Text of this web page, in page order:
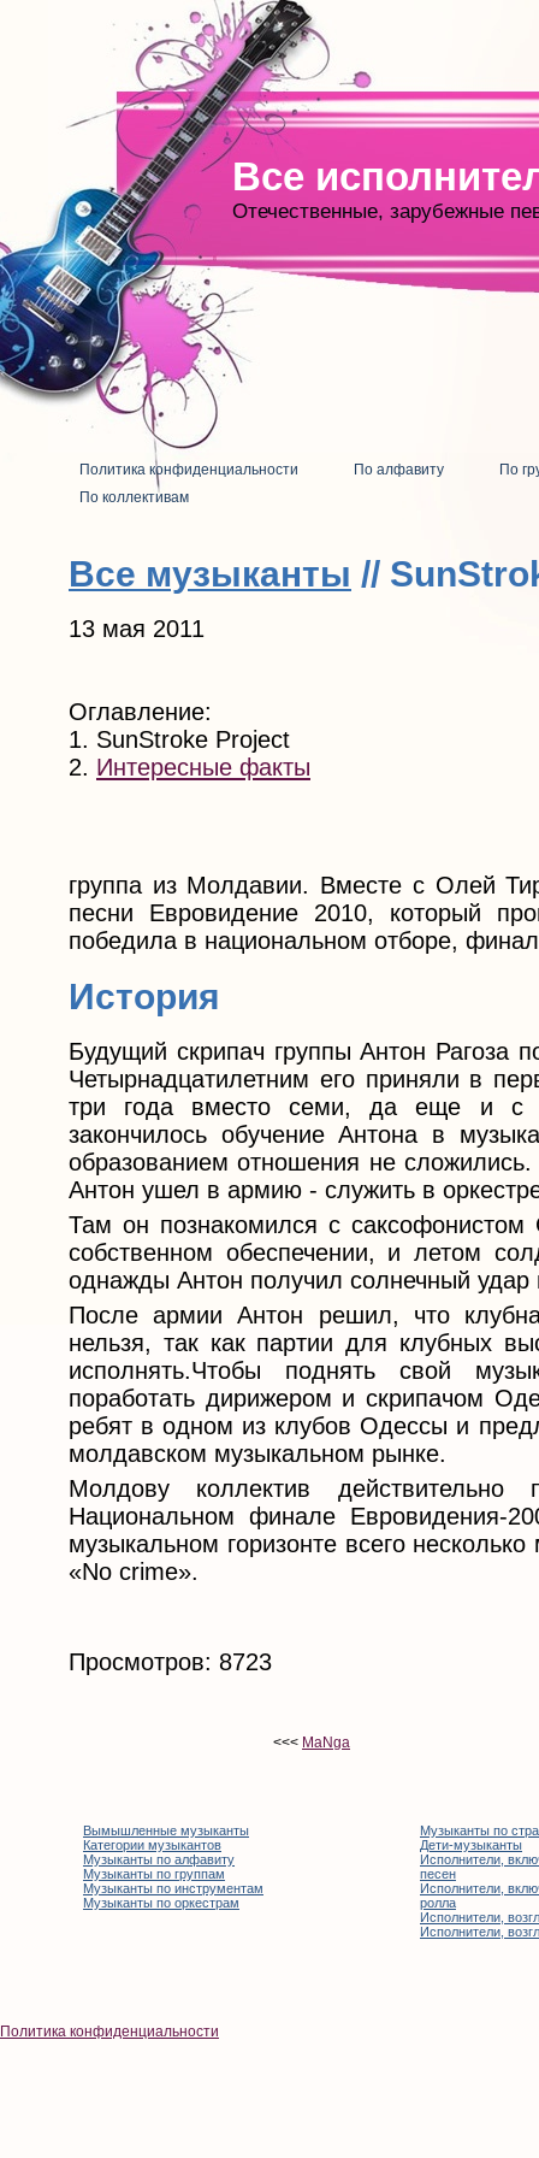
Все
Отечественные, зарубежные
Политика конфиденциальности По алфавиту
По
По коллективам
Все музыканты //
13 мая 2011
Оглавление:
1. SunStroke Project
2. Интересные факты
группа из Молдавии. Вместе с Олей
песни Евровидение 2010, который
победила в национальном отборе,
История
Будущий скрипач группы Антон Рагоза
Четырнадцатилетним его приняли в
три года вместо семи, да еще и с
закончилось обучение Антона в
образованием отношения не
Антон ушел в армию - служить в
Там он познакомился с
собственном обеспечении, и летом
однажды Антон получил солнечный удар
После армии Антон решил, что
нельзя, так как партии для клубных
исполнять.Чтобы поднять свой
поработать дирижером и скрипачом
ребят в одном из клубов Одессы и
молдавском музыкальном рынке.
Молдову коллектив
Национальном финале Евровидения-
музыкальном горизонте всего
«No crime».
Просмотров: 8723
<<< MaNga
Вымышленные музыканты
Категории музыкантов
Музыканты по алфавиту
Музыканты по группам
Музыканты по инструментам
Музыканты по оркестрам
Музыканты по
Дети-музыканты
Исполнители,
песен
Исполнители,
ролла
Исполнители,
Исполнители,
Политика конфиденциальности